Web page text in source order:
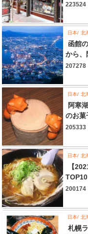
223524
日本 北
函館
から、
207278
日本 北
阿寒
のお菓
205333
日本 北
【
200174
日本 北
札幌